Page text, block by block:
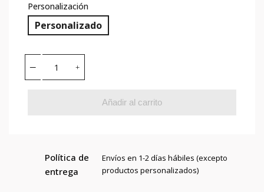
Personalización
Personalizado
Añadir al carrito
Política de
entrega
Envíos en 1-2 días hábiles (excepto
productos personalizados)